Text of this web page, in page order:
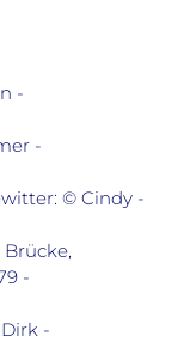
-
-
© Cindy -
-
-